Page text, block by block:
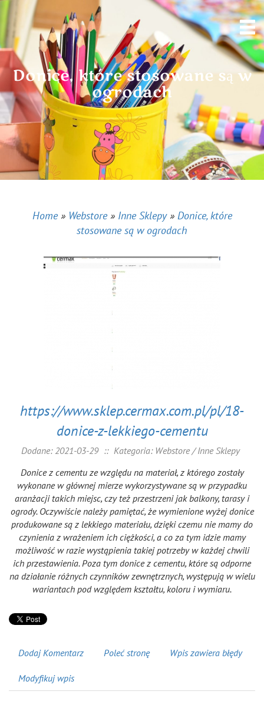
Donice, które stosowane są w
ogrodach
Home» Webstore» Inne Sklepy» Donice, które
stosowane są w ogrodach
https://www.sklep.cermax.com.pl/pl/18-
donice-z-lekkiego-cementu
Dodane: 2021-03-29 :: Kategoria: Webstore / Inne Sklepy
Donice z cementu ze względu na materiał, z którego zostały
wykonane w głównej mierze wykorzystywane są w przypadku
aranżacji takich miejsc, czy też przestrzeni jak balkony, tarasy i
ogrody. Oczywiście należy pamiętać, że wymienione wyżej donice
produkowane są z lekkiego materiału, dzięki czemu nie mamy do
czynienia z wrażeniem ich ciężkości, a co za tym idzie mamy
możliwość w razie wystąpienia takiej potrzeby w każdej chwili
ich przestawienia. Poza tym donice z cementu, które są odporne
na działanie różnych czynników zewnętrznych, występują w wielu
wariantach pod względem kształtu, koloru i wymiaru.
Dodaj Komentarz Poleć stronę Wpis zawiera błędy
Modyfikuj wpis